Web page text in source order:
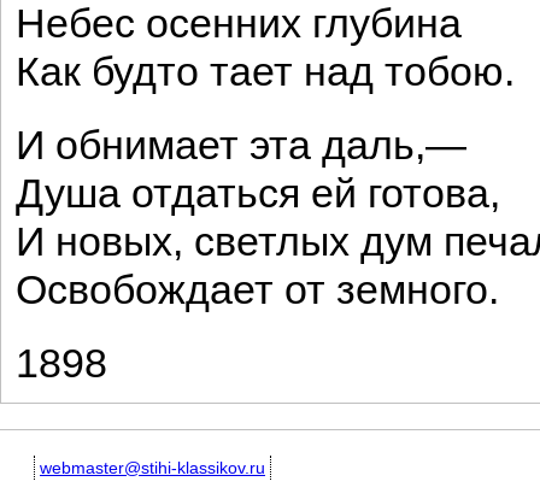
Небес осенних глубина
Как будто тает над тобою.
И обнимает эта даль,—
Душа отдаться ей готова,
И новых, светлых дум
Освобождает от земного.
1898
webmaster@stihi-klassikov.ru